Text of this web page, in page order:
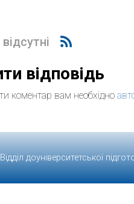
відповідь
коментар вам необхідно
Відділ доуніверситетської